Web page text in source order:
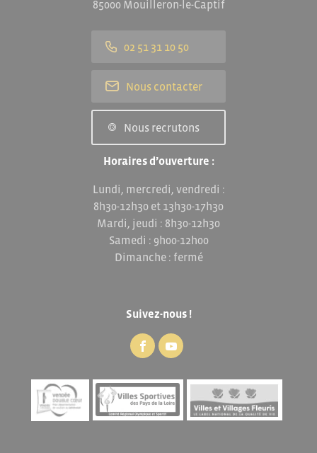
85000 Mouilleron-le-Captif
02 51 31 10 50
Nous contacter
Nous recrutons
Horaires d’ouverture :
Lundi, mercredi, vendredi :
8h30-12h30 et 13h30-17h30
Mardi, jeudi : 8h30-12h30
Samedi : 9h00-12h00
Dimanche : fermé
Suivez-nous !